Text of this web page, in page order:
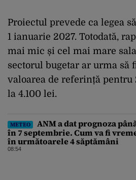
Proiectul prevede ca legea
1 ianuarie 2027. Totodată,
mai mic și cel mai mare
sectorul bugetar ar urma să
valoarea de referință pentru
la 4.100 lei.
METEO
ANM a dat prognoza
în 7 septembrie. Cum va fi
în următoarele 4 săptămâni
08:54